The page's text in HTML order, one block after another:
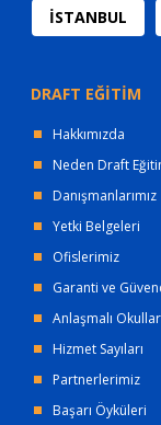
İSTANBUL
DRAFT EĞİTİM
Hakkımızda
Neden Draft
Danışmanlarımız
Yetki Belgeleri
Ofislerimiz
Garanti ve
Anlaşmalı
Hizmet Sayıları
Partnerlerimiz
Başarı Öyküleri